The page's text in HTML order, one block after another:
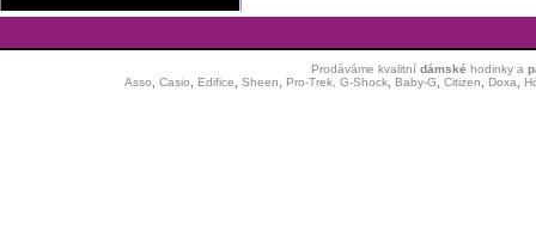
Prodáváme kvalitní dámské hodinkya
Asso
Casio Edifice Sheen Pro-Trek, G-Shock, Baby-G Citizen Doxa